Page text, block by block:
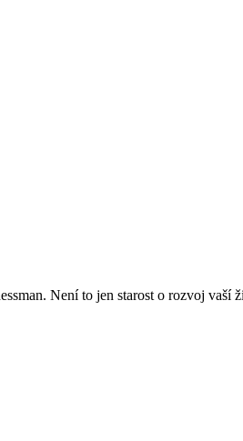
Není to jen starost o rozvoj vaší